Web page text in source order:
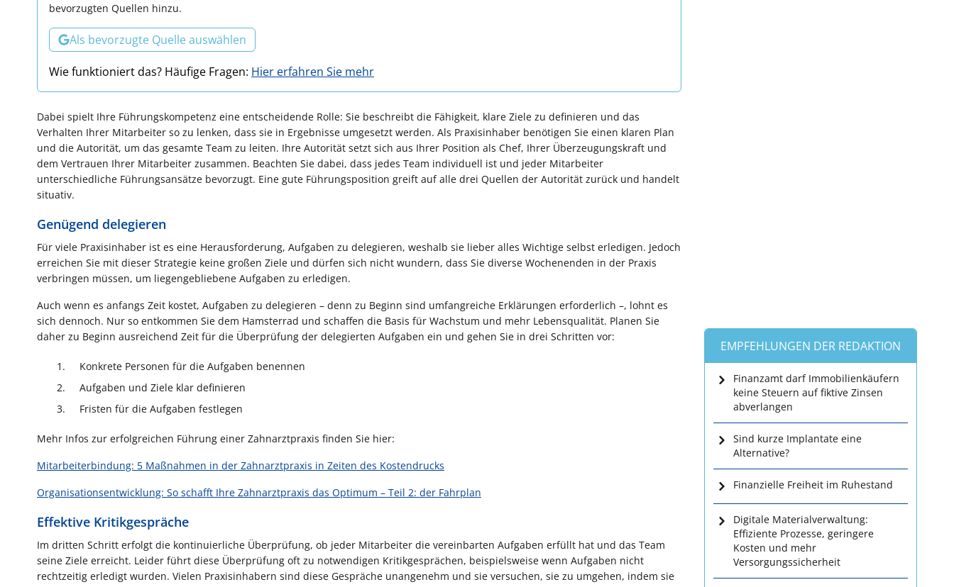
bevorzugten Quellen hinzu.
Als bevorzugte Quelle auswählen
Wie funktioniert das? Häufige Fragen: Hier erfahren Sie mehr
Dabei spielt Ihre Führungskompetenz eine entscheidende Rolle: Sie beschreibt die Fähigkeit, klare Ziele zu definieren und das
Verhalten Ihrer Mitarbeiter so zu lenken, dass sie in Ergebnisse umgesetzt werden. Als Praxisinhaber benötigen Sie einen klaren Plan
und die Autorität, um das gesamte Team zu leiten. Ihre Autorität setzt sich aus Ihrer Position als Chef, Ihrer Überzeugungskraft und
dem Vertrauen Ihrer Mitarbeiter zusammen. Beachten Sie dabei, dass jedes Team individuell ist und jeder Mitarbeiter
unterschiedliche Führungsansätze bevorzugt. Eine gute Führungsposition greift auf alle drei Quellen der Autorität zurück und handelt
situativ.
Genügend delegieren
Für viele Praxisinhaber ist es eine Herausforderung, Aufgaben zu delegieren, weshalb sie lieber alles Wichtige selbst erledigen. Jedoch
erreichen Sie mit dieser Strategie keine großen Ziele und dürfen sich nicht wundern, dass Sie diverse Wochenenden in der Praxis
verbringen müssen, um liegengebliebene Aufgaben zu erledigen.
Auch wenn es anfangs Zeit kostet, Aufgaben zu delegieren – denn zu Beginn sind umfangreiche Erklärungen erforderlich –, lohnt es
sich dennoch. Nur so entkommen Sie dem Hamsterrad und schaffen die Basis für Wachstum und mehr Lebensqualität. Planen Sie
daher zu Beginn ausreichend Zeit für die Überprüfung der delegierten Aufgaben ein und gehen Sie in drei Schritten vor:
Konkrete Personen für die Aufgaben benennen
Aufgaben und Ziele klar definieren
Fristen für die Aufgaben festlegen
Mehr Infos zur erfolgreichen Führung einer Zahnarztpraxis finden Sie hier:
Mitarbeiterbindung: 5 Maßnahmen in der Zahnarztpraxis in Zeiten des Kostendrucks
Organisationsentwicklung: So schafft Ihre Zahnarztpraxis das Optimum – Teil 2: der Fahrplan
Effektive Kritikgespräche
Im dritten Schritt erfolgt die kontinuierliche Überprüfung, ob jeder Mitarbeiter die vereinbarten Aufgaben erfüllt hat und das Team
seine Ziele erreicht. Leider führt diese Überprüfung oft zu notwendigen Kritikgesprächen, beispielsweise wenn Aufgaben nicht
rechtzeitig erledigt wurden. Vielen Praxisinhabern sind diese Gespräche unangenehm und sie versuchen, sie zu umgehen, indem sie
EMPFEHLUNGEN DER REDAKTION
Finanzamt darf Immobilienkäufern
keine Steuern auf fiktive Zinsen
abverlangen
Sind kurze Implantate eine
Alternative?
Finanzielle Freiheit im Ruhestand
Digitale Materialverwaltung:
Effiziente Prozesse, geringere
Kosten und mehr
Versorgungssicherheit